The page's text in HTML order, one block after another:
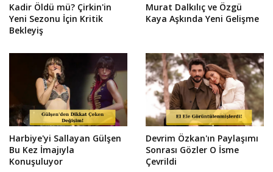
Kadir Öldü mü? Çirkin'in
Yeni Sezonu İçin Kritik
Bekleyiş
Murat Dalkılıç ve Özgü
Kaya Aşkında Yeni Gelişme
Harbiye'yi Sallayan Gülşen
Bu Kez İmajıyla
Konuşuluyor
Devrim Özkan'ın Paylaşımı
Sonrası Gözler O İsme
Çevrildi